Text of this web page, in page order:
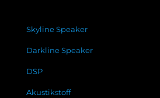
Skyline Speaker
Darkline Speaker
DSP
Akustikstoff